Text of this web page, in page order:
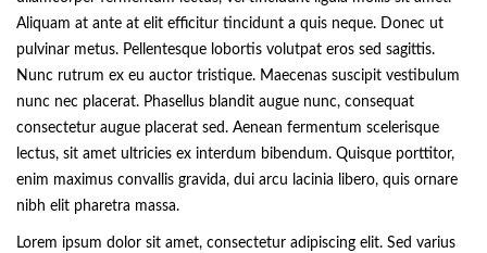
Aliquam at ante at elit efficitur tincidunt a quis neque. Donec ut
pulvinar metus. Pellentesque lobortis volutpat eros sed sagittis.
Nunc rutrum ex eu auctor tristique. Maecenas suscipit vestibulum
nunc nec placerat. Phasellus blandit augue nunc, consequat
consectetur augue placerat sed. Aenean fermentum scelerisque
lectus, sit amet ultricies ex interdum bibendum. Quisque porttitor,
enim maximus convallis gravida, dui arcu lacinia libero, quis ornare
nibh elit pharetra massa.
Lorem ipsum dolor sit amet, consectetur adipiscing elit. Sed varius